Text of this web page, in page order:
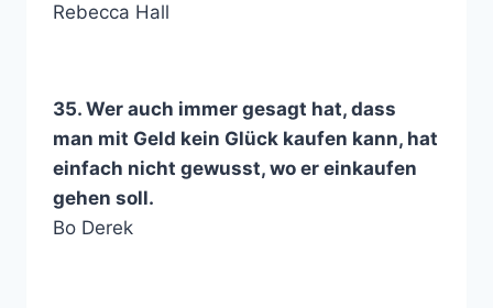
Rebecca Hall
35. Wer auch immer gesagt hat, dass
man mit Geld kein Glück kaufen kann, hat
einfach nicht gewusst, wo er einkaufen
gehen soll.
Bo Derek